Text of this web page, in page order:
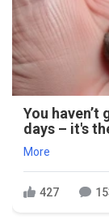
You
days – it's
More
427